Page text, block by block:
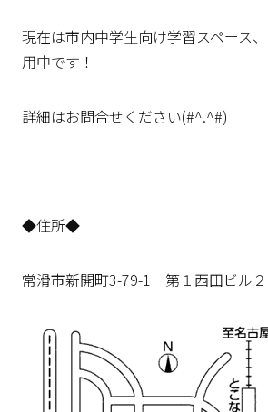
現在は市内中学生向け学習スペース
用中です！
詳細はお問合せください(#^.^#)
◆住所◆
常滑市新開町3-79-1 第１西田ビル